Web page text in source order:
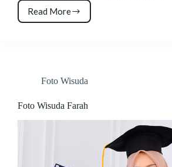
Read More
Foto
Wisuda
Foto Wisuda
Foto Wisuda Farah